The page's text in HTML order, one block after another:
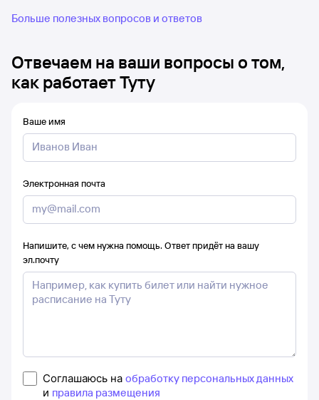
Больше полезных вопросов и ответов
Отвечаем на ваши вопросы о том,
как работает Туту
Ваше имя
Электронная почта
Напишите, с чем нужна помощь. Ответ придёт на вашу
эл.почту
Соглашаюсь на обработку персональных данных
и правила размещения